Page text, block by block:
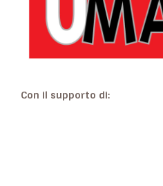
Con il supporto di: